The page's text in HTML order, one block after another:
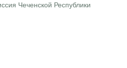
Чеченской Республики